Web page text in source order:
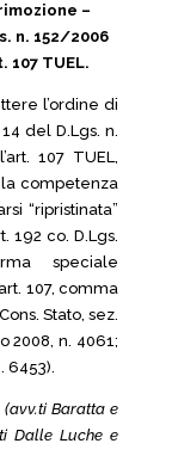
–
n. 152/2006
107 TUEL.
l’ordine di
del D.Lgs. n.
107 TUEL,
competenza
“ripristinata”
192 co. D.Lgs.
speciale
107, comma
Stato, sez.
2008, n. 4061;
6453).
(avv.ti Baratta e
Dalle Luche e